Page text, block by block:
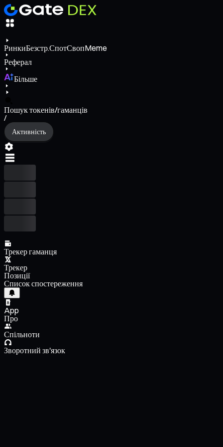
РинкиБезстр.СпотСвопMeme
Реферал
Більше
Пошук токенів/гаманців
/
Активність
Трекер гаманця
Трекер
Позиції
Список спостереження
App
Про
Спільноти
Зворотний зв'язок